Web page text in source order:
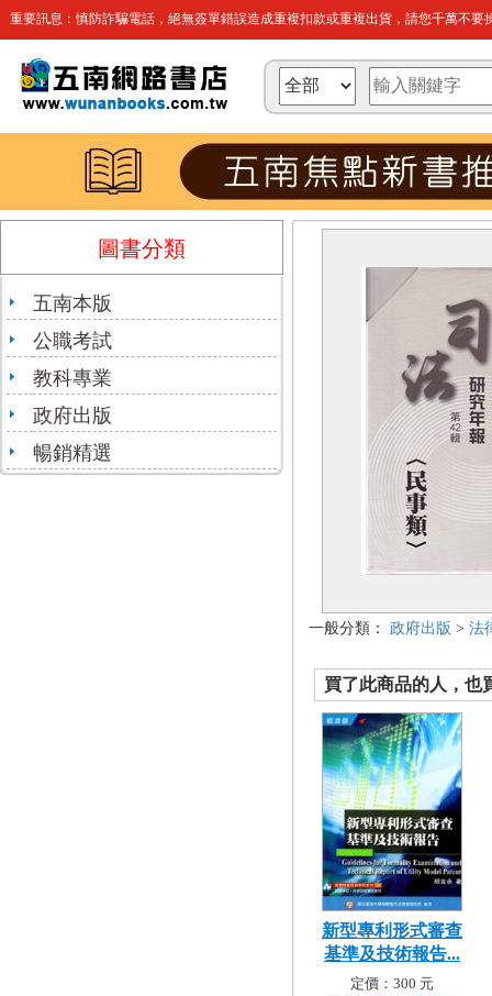
重要訊息：慎防詐騙電話，絕無簽單錯誤造成重複扣款或重複出貨，請您千萬不要
圖書分類
五南本版
公職考試
教科專業
政府出版
暢銷精選
一般分類： 政府出版 > 法
買了此商品的人，也
新型專利形式審查
基準及技術報告...
定價：300 元